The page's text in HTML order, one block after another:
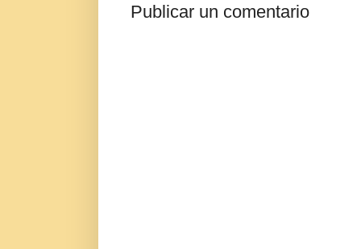
Publicar un comentario